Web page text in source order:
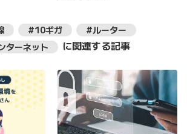
#10ギガ
#ルーター
ターネット
に関連する記事